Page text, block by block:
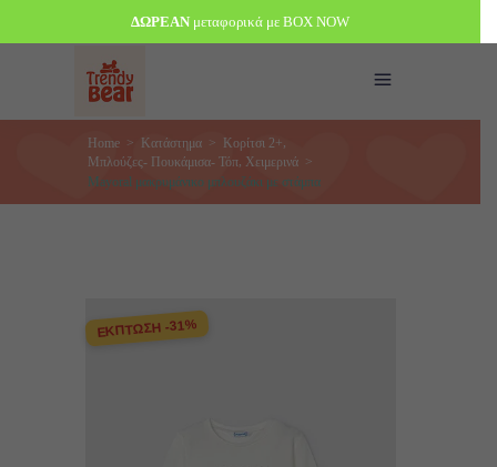
Home> Κατάστημα> Κορίτσι 2+,
Μπλούζες- Πουκάμισα- Τόπ, Χειμερινά>
Mayoral μακρυμάνικο μπλουζάκι με στάμπα
ΕΚΠΤΩΣΗ -31%
ΔΩΡΕΑΝ μεταφορικά με BOX NOW